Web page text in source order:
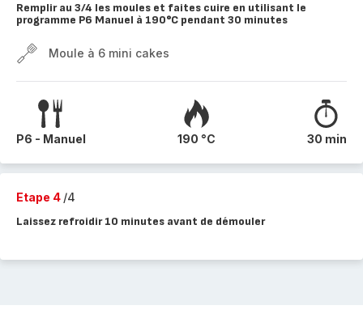
Remplir au 3/4 les moules et faites cuire en utilisant le
programme P6 Manuel à 190°C pendant 30 minutes
Moule à 6 mini cakes
P6 - Manuel 190 °C 30 min
Etape 4 /4
Laissez refroidir 10 minutes avant de démouler